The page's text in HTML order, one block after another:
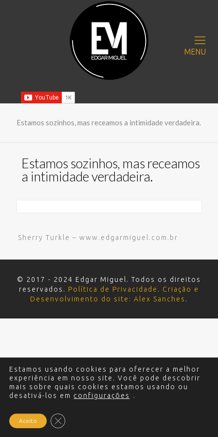
MENU
Estamos sozinhos, mas receamos a intimidade verdadeira.
Estamos sozinhos, mas receamos
a intimidade verdadeira.
Sherry Turkle – www.edgarmiguel.com.br
© 2017 - 2024 Edgar Miguel. Todos os direitos
reservados. Política de Privacidade . Criação e
Desenvolvimento do site: Alex Sanches .
Estamos usando cookies para oferecer a melhor
experiência em nosso site. Você pode descobrir
mais sobre quais cookies estamos usando ou
desativá-los em configurações .
Aceito Close GDPR Cookie Banner